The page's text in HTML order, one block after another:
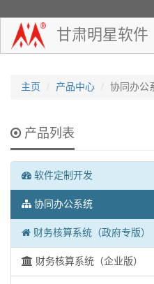
甘肃明星软件
主页 产品中心 协同办公
产品列表
软件定制开发
协同办公系统
财务核算系统（政府专版）
财务核算系统（企业版）